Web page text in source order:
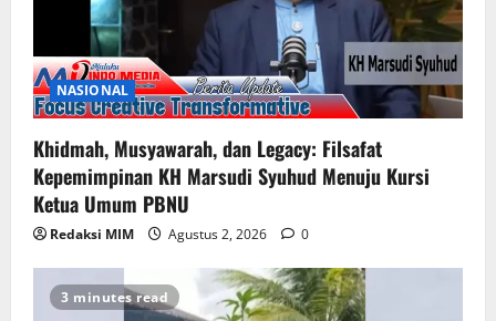
NASIONAL
Khidmah, Musyawarah, dan Legacy: Filsafat
Kepemimpinan KH Marsudi Syuhud Menuju Kursi
Ketua Umum PBNU
Redaksi MIM Agustus 2, 2026 0
3 minutes read